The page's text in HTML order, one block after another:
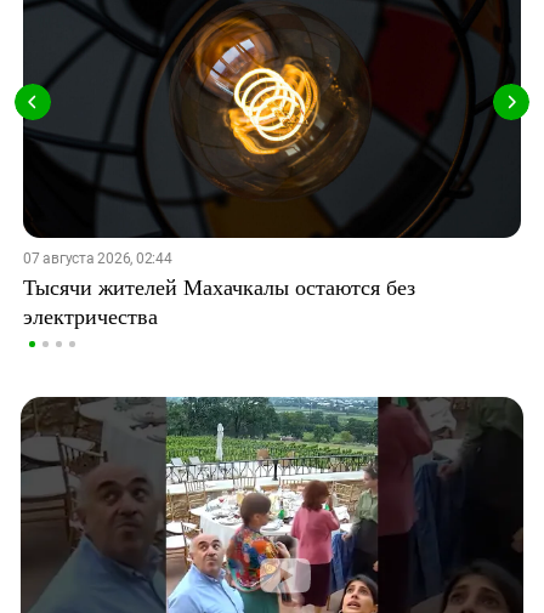
07 августа 2026, 02:44
Тысячи жителей Махачкалы остаются без
электричества